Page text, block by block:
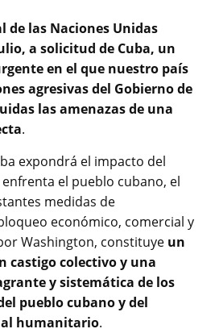
de las Naciones Unidas
a solicitud de Cuba, un
en el que nuestro país
agresivas del Gobierno de
las amenazas de una
.
expondrá el impacto del
el pueblo cubano, el
medidas de
económico, comercial y
Washington, constituye un
castigo colectivo y una
y sistemática de los
pueblo cubano y del
humanitario.